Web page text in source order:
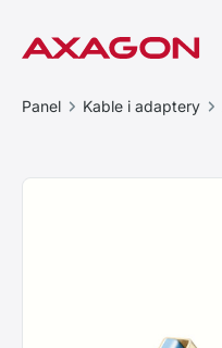
Panel Kable i adaptery